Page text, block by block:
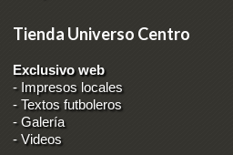
Tienda Universo Centro
Exclusivo web
- Impresos locales
-Textos futboleros
-Galería
-Videos